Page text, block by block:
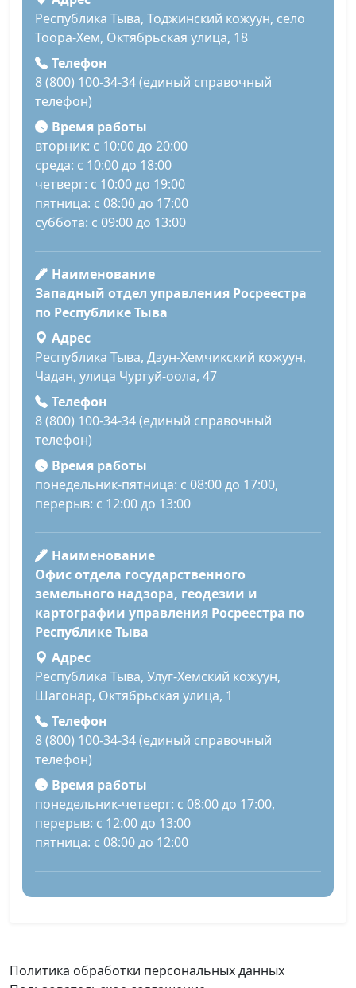
Республика Тыва, Тоджинский кожуун, село
Тоора-Хем, Октябрьская улица, 18
Телефон
8 (800) 100-34-34 (единый справочный
телефон)
Время работы
вторник: с 10:00 до 20:00
среда: с 10:00 до 18:00
четверг: с 10:00 до 19:00
пятница: с 08:00 до 17:00
суббота: с 09:00 до 13:00
Наименование
Западный отдел управления Росреестра
по Республике Тыва
Адрес
Республика Тыва, Дзун-Хемчикский кожуун,
Чадан, улица Чургуй-оола, 47
Телефон
8 (800) 100-34-34 (единый справочный
телефон)
Время работы
понедельник-пятница: с 08:00 до 17:00,
перерыв: с 12:00 до 13:00
Наименование
Офис отдела государственного
земельного надзора, геодезии и
картографии управления Росреестра по
Республике Тыва
Адрес
Республика Тыва, Улуг-Хемский кожуун,
Шагонар, Октябрьская улица, 1
Телефон
8 (800) 100-34-34 (единый справочный
телефон)
Время работы
понедельник-четверг: с 08:00 до 17:00,
перерыв: с 12:00 до 13:00
пятница: с 08:00 до 12:00
Политика обработки персональных данных